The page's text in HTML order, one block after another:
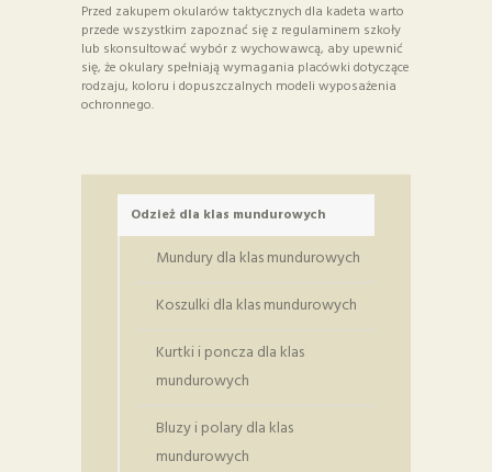
Przed zakupem okularów taktycznych dla kadeta warto
przede wszystkim zapoznać się z regulaminem szkoły
lub skonsultować wybór z wychowawcą, aby upewnić
się, że okulary spełniają wymagania placówki dotyczące
rodzaju, koloru i dopuszczalnych modeli wyposażenia
ochronnego.
Odzież dla klas mundurowych
Mundury dla klas mundurowych
Koszulki dla klas mundurowych
Kurtki i poncza dla klas
mundurowych
Bluzy i polary dla klas
mundurowych